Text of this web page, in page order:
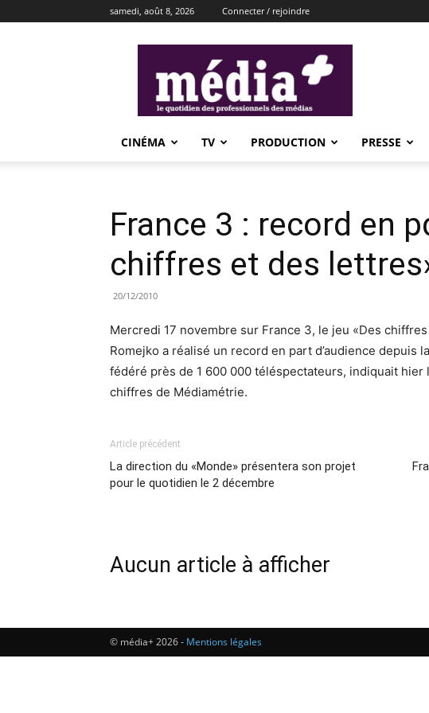
samedi, août 8, 2026 Connecter / rejoindre
CINÉMA TV PRODUCTION PRESSE
France 3 : record en
chiffres et des
20/12/2010
Mercredi 17 novembre sur France 3, le jeu «Des
Romejko a réalisé un record en part d’audience depuis
fédéré près de 1 600 000 téléspectateurs, indiquait hier
chiffres de Médiamétrie.
Article précédent
La direction du «Monde» présentera son projet
pour le quotidien le 2 décembre
Aucun article à afficher
© média+ 2026 - Mentions légales